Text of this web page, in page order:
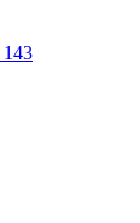
143